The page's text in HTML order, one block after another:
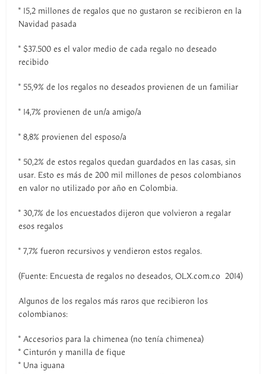
* 15,2 millones de regalos que no gustaron se recibieron en la
Navidad pasada
* $37.500 es el valor medio de cada regalo no deseado
recibido
* 55,9% de los regalos no deseados provienen de un familiar
* 14,7% provienen de un/a amigo/a
* 8,8% provienen del esposo/a
* 50,2% de estos regalos quedan guardados en las casas, sin
usar. Esto es más de 200 mil millones de pesos colombianos
en valor no utilizado por año en Colombia.
* 30,7% de los encuestados dijeron que volvieron a regalar
esos regalos
* 7,7% fueron recursivos y vendieron estos regalos.
(Fuente: Encuesta de regalos no deseados, OLX.com.co 2014)
Algunos de los regalos más raros que recibieron los
colombianos:
* Accesorios para la chimenea (no tenía chimenea)
* Cinturón y manilla de fique
* Una iguana